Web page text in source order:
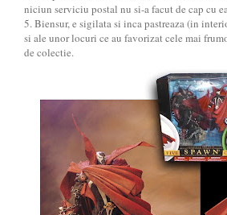
niciun serviciu postal nu si-a facut de cap cu
5. Biensur, e sigilata si inca pastreaza (in
si ale unor locuri ce au favorizat cele mai
de colectie.